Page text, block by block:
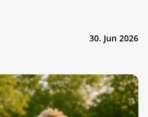
30. Jun 2026